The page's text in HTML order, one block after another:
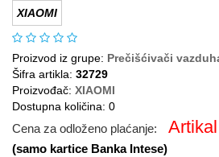
XIAOMI
Proizvod iz grupe: Prečišćivači
Šifra artikla: 32729
Proizvođač: XIAOMI
Dostupna količina: 0
Cena za odloženo plaćanje:
(samo kartice Banka Intese)